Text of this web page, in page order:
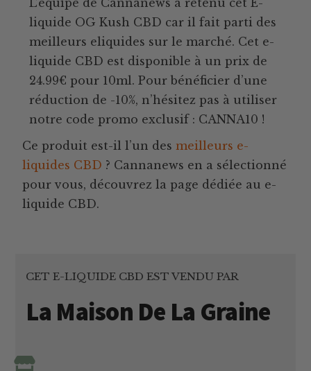
liquide OG Kush CBD car il fait parti des
meilleurs eliquides sur le marché. Cet e-
liquide CBD est disponible à un prix de
24.99€ pour 10ml. Pour bénéficier d’une
réduction de -10%, n’hésitez pas à utiliser
notre code promo exclusif : CANNA10 !
Ce produit est-il l’un des meilleurs e-
liquides CBD ? Cannanews en a sélectionné
pour vous, découvrez la page dédiée au e-
liquide CBD.
CET E-LIQUIDE CBD EST VENDU PAR
La Maison De La Graine